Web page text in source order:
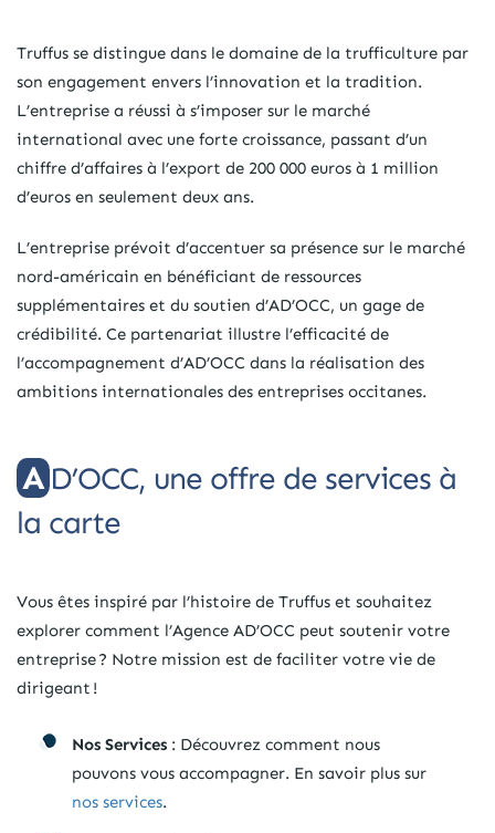
Truffus se distingue dans le domaine de la trufficulture par
son engagement envers l’innovation et la tradition.
L’entreprise a réussi à s’imposer sur le marché
international avec une forte croissance, passant d’un
chiffre d’affaires à l’export de 200 000 euros à 1 million
d’euros en seulement deux ans.
L’entreprise prévoit d’accentuer sa présence sur le marché
nord-américain en bénéficiant de ressources
supplémentaires et du soutien d’AD’OCC, un gage de
crédibilité. Ce partenariat illustre l’efficacité de
l’accompagnement d’AD’OCC dans la réalisation des
ambitions internationales des entreprises occitanes.
AD’OCC, une offre de services à
la carte
Vous êtes inspiré par l’histoire de Truffus et souhaitez
explorer comment l’Agence AD’OCC peut soutenir votre
entreprise ? Notre mission est de faciliter votre vie de
dirigeant !
Nos Services : Découvrez comment nous
pouvons vous accompagner. En savoir plus sur
nos services.